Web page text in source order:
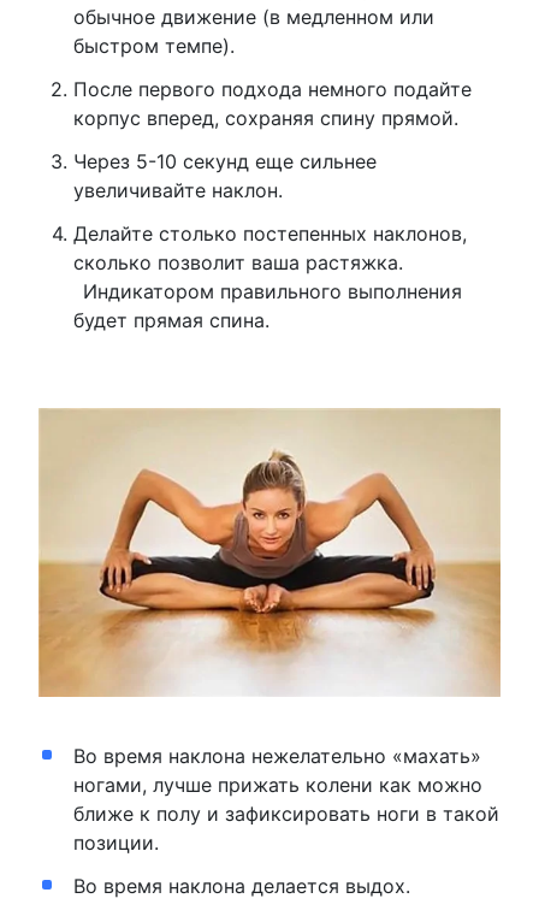
обычное движение (в медленном или
быстром темпе).
После первого подхода немного подайте
корпус вперед, сохраняя спину прямой.
Через 5-10 секунд еще сильнее
увеличивайте наклон.
Делайте столько постепенных наклонов,
сколько позволит ваша растяжка.
Индикатором правильного выполнения
будет прямая спина.
Во время наклона нежелательно «махать»
ногами, лучше прижать колени как можно
ближе к полу и зафиксировать ноги в такой
позиции.
Во время наклона делается выдох.